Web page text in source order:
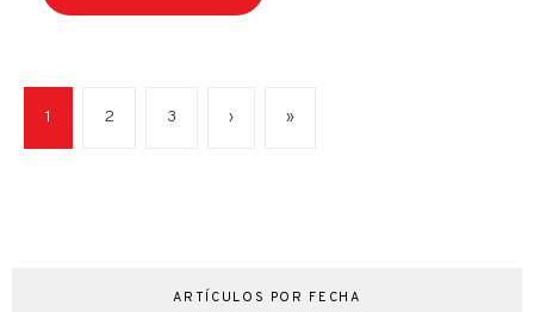
1 2 3 › »
ARTÍCULOS POR FECHA